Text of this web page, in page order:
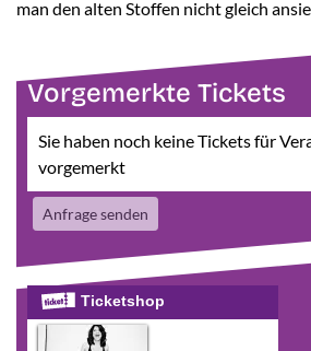
man den alten Stoffen nicht gleich
Vorgemerkte Tickets
Sie haben noch keine Tickets für
vorgemerkt
Anfrage senden
Ticketshop